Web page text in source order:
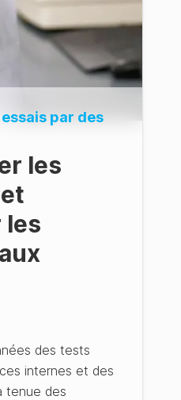
par des
les
les
des tests
internes et des
tenue des